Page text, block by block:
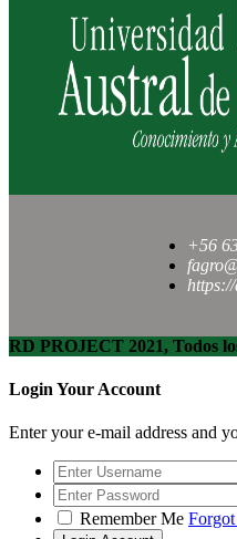
+56
RD PROJECT 2021, Todos
Login Your Account
Enter your e-mail address and
Remember Me